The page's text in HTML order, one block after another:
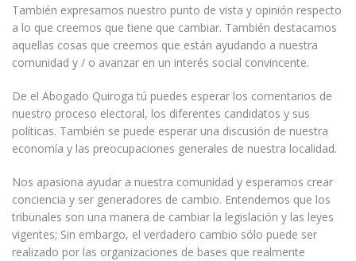
También expresamos nuestro punto de vista y opinión respecto
a lo que creemos que tiene que cambiar. También destacamos
aquellas cosas que creemos que están ayudando a nuestra
comunidad y / o avanzar en un interés social convincente.
De el Abogado Quiroga tú puedes esperar los comentarios de
nuestro proceso electoral, los diferentes candidatos y sus
políticas. También se puede esperar una discusión de nuestra
economía y las preocupaciones generales de nuestra localidad.
Nos apasiona ayudar a nuestra comunidad y esperamos crear
conciencia y ser generadores de cambio. Entendemos que los
tribunales son una manera de cambiar la legislación y las leyes
vigentes; Sin embargo, el verdadero cambio sólo puede ser
realizado por las organizaciones de bases que realmente